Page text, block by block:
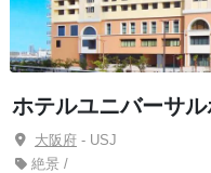
ホテルユニバーサ
大阪府- USJ
絶景 /